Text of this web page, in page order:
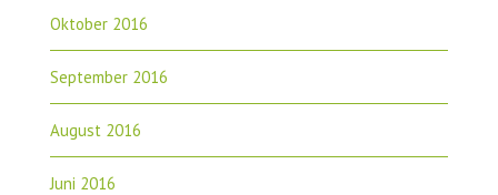
Oktober 2016
September 2016
August 2016
Juni 2016